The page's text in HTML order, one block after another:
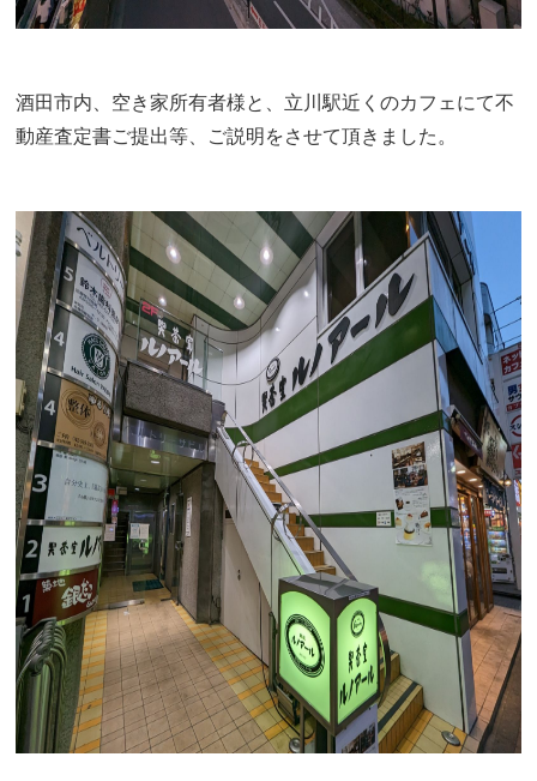
酒田市内、空き家所有者様と、立川駅近くのカフェにて不
動産査定書ご提出等、ご説明をさせて頂きました。